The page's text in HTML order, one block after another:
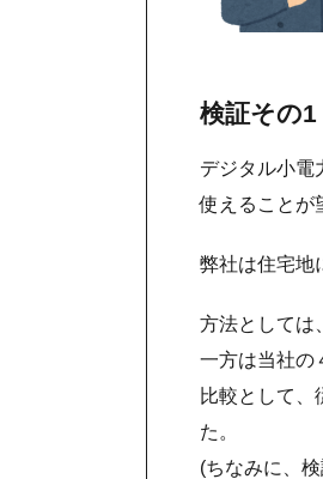
検証その
デジタル小電
使えること
弊社は住宅地
方法としては
一方は当社の
比較として、
た。
(ちなみに、